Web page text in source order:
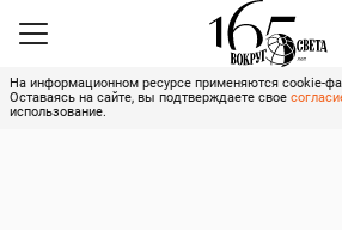
На информационном ресурсе применяются cookie-
Оставаясь на сайте, вы подтверждаете свое
использование.